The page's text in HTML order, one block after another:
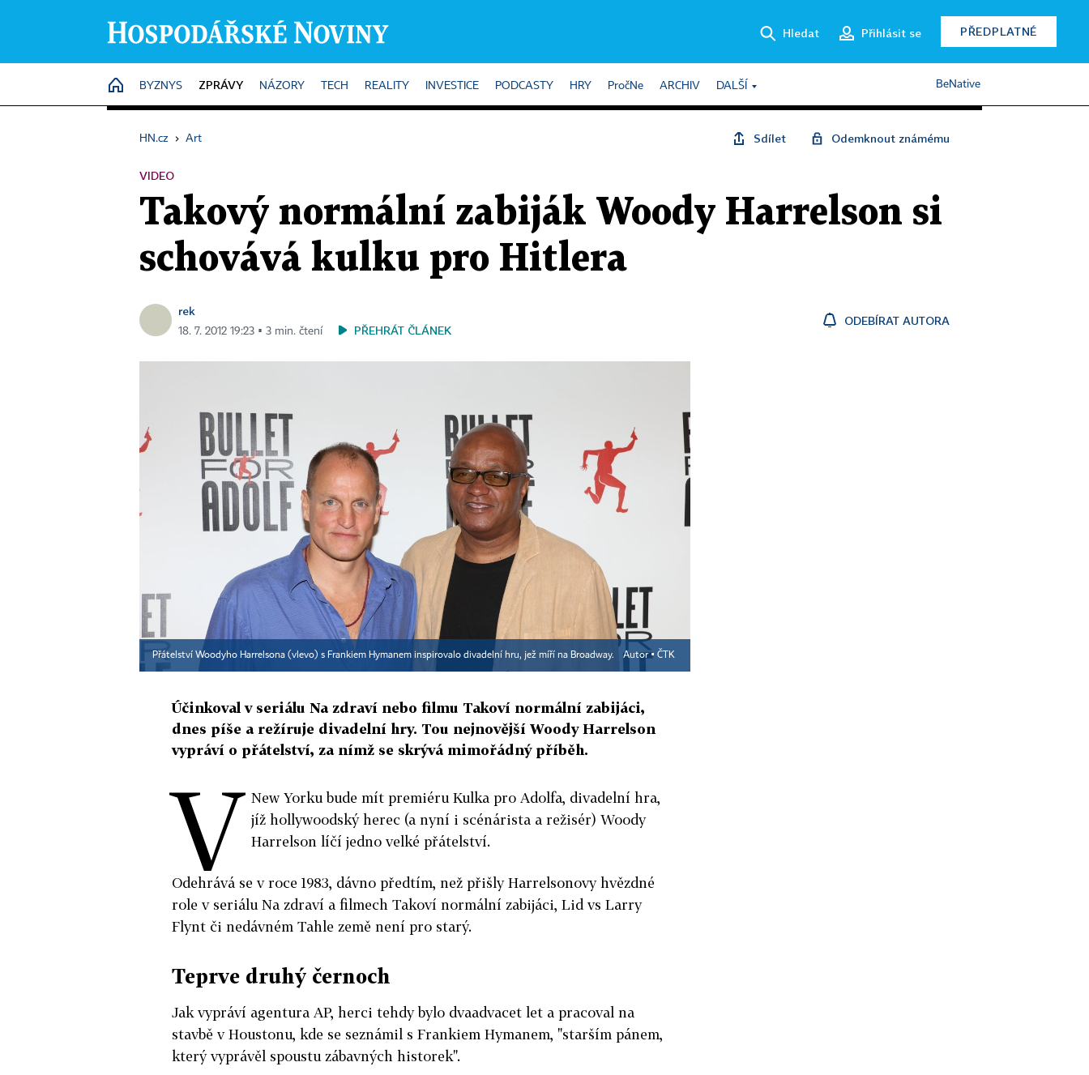
Hledat Přihlásit se PŘEDPLATNÉ
HOME
BYZNYS ZPRÁVY NÁZORY TECH REALITY INVESTICE PODCASTY HRY PročNe ARCHIV DALŠÍ BeNative
HN.cz › Art Sdílet Odemknout známému
VIDEO
Takový normální zabiják Woody Harrelson si
schovává kulku pro Hitlera
rek
18. 7. 2012 19:23 ▪ 3 min. čtení PŘEHRÁT ČLÁNEK
ODEBÍRAT AUTORA
Přátelství Woodyho Harrelsona (vlevo) s Frankiem Hymanem inspirovalo divadelní hru, jež míří na Broadway. Autor ▪ ČTK
Účinkoval v seriálu Na zdraví nebo filmu Takoví normální zabijáci,
dnes píše a režíruje divadelní hry. Tou nejnovější Woody Harrelson
vypráví o přátelství, za nímž se skrývá mimořádný příběh.
V New Yorku bude mít premiéru Kulka pro Adolfa, divadelní hra,
jíž hollywoodský herec (a nyní i scénárista a režisér) Woody
Harrelson líčí jedno velké přátelství.
Odehrává se v roce 1983, dávno předtím, než přišly Harrelsonovy hvězdné
role v seriálu Na zdraví a filmech Takoví normální zabijáci, Lid vs Larry
Flynt či nedávném Tahle země není pro starý.
Teprve druhý černoch
Jak vypráví agentura AP, herci tehdy bylo dvaadvacet let a pracoval na
stavbě v Houstonu, kde se seznámil s Frankiem Hymanem, "starším pánem,
který vyprávěl spoustu zábavných historek".